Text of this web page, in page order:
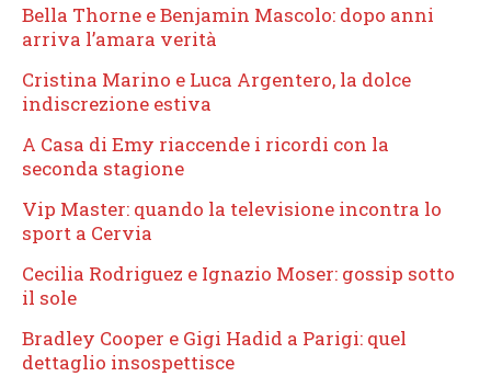
Bella Thorne e Benjamin Mascolo: dopo anni
arriva l’amara verità
Cristina Marino e Luca Argentero, la dolce
indiscrezione estiva
A Casa di Emy riaccende i ricordi con la
seconda stagione
Vip Master: quando la televisione incontra lo
sport a Cervia
Cecilia Rodriguez e Ignazio Moser: gossip sotto
il sole
Bradley Cooper e Gigi Hadid a Parigi: quel
dettaglio insospettisce